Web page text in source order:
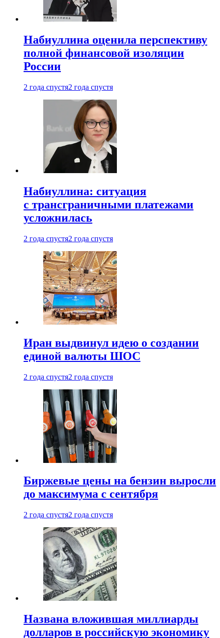
Набиуллина оценила перспективу
полной финансовой изоляции
России
2 года спустя2 года спустя
Набиуллина: ситуация
с трансграничными платежами
усложнилась
2 года спустя2 года спустя
Иран выдвинул идею о создании
единой валюты ШОС
2 года спустя2 года спустя
Биржевые цены на бензин выросли
до максимума с сентября
2 года спустя2 года спустя
Названа вложившая миллиарды
долларов в российскую экономику